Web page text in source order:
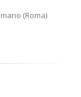
(Roma)